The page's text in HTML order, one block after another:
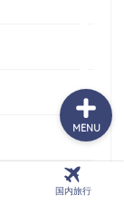
国内旅行
MENU